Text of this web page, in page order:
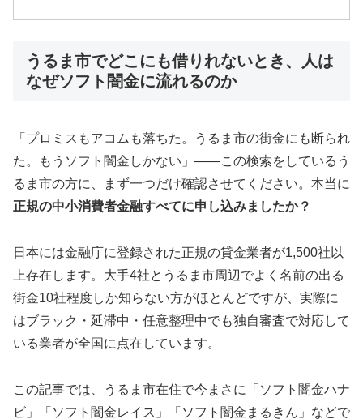
うるま市でどこにも借りれないとき、人は
なぜソフト闇金に流れるのか
「プロミスもアコムも落ちた。うるま市の街金にも断られ
た。もうソフト闇金しかない」——この検索をしているう
るま市の方に、まず一つだけ確認させてください。本当に
正規の中小消費者金融すべてに申し込みましたか？
日本には金融庁に登録された正規の貸金業者が1,500社以
上存在します。大手4社とうるま市周辺でよく名前の出る
街金10社程度しか知らない方がほとんどですが、実際に
はブラック・延滞中・任意整理中でも独自審査で対応して
いる業者が全国に点在しています。
この記事では、うるま市在住で今まさに「ソフト闇金ハナ
ビ」「ソフト闇金レイス」「ソフト闇金まるきん」などで